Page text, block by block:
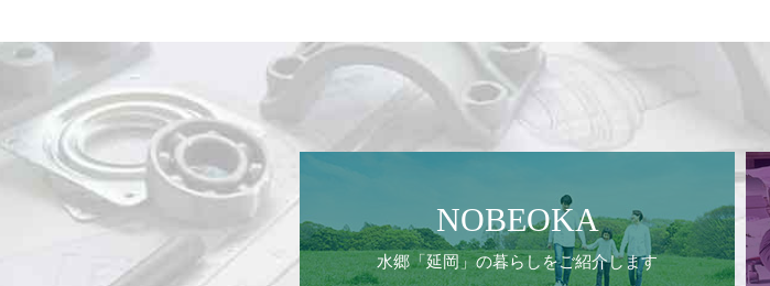
NOBEOKA
水郷「延岡」の暮らしをご紹介します